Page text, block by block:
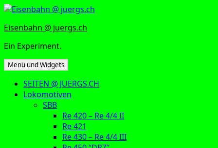
Zum
springen
Eisenbahn @ juergs.ch
Ein Experiment.
Menü und Widgets
SEITEN @ JUERGS.CH
Lokomotiven
SBB
Re 420 – Re 4/4 II
Re 421
Re 430 – Re 4/4 III